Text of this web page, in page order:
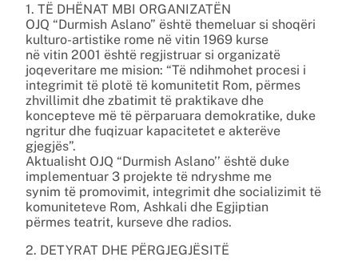
1. TË DHËNAT MBI ORGANIZATËN
OJQ “Durmish Aslano” është themeluar si shoqëri
kulturo-artistike rome në vitin 1969 kurse
në vitin 2001 është regjistruar si organizatë
joqeveritare me mision: “Të ndihmohet procesi i
integrimit të plotë të komunitetit Rom, përmes
zhvillimit dhe zbatimit të praktikave dhe
koncepteve më të përparuara demokratike, duke
ngritur dhe fuqizuar kapacitetet e akterëve
gjegjës”.
Aktualisht OJQ “Durmish Aslano’’ është duke
implementuar 3 projekte të ndryshme me
synim të promovimit, integrimit dhe socializimit të
komuniteteve Rom, Ashkali dhe Egjiptian
përmes teatrit, kurseve dhe radios.
2. DETYRAT DHE PËRGJEGJËSITË